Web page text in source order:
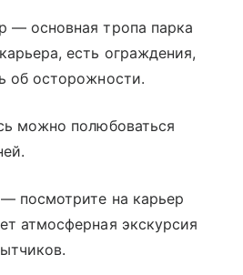
— основная тропа парка
есть ограждения,
об осторожности.
можно полюбоваться
посмотрите на карьер
атмосферная экскурсия